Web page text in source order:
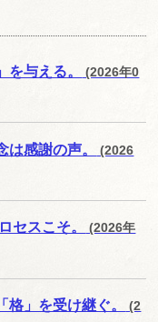
与える。
(2026年0
感謝の声。
(2026
セスこそ。
(2026年
」を受け継ぐ。
(2